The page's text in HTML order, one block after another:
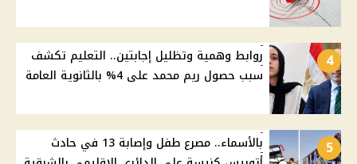
4
روابط وهمية وتظليل إجابتين.. التعليم تكشف
سبب حصول ريم محمد على 4% بالثانوية العامة
5
بالأسماء.. مصرع طفل وإصابة 13 في حادث